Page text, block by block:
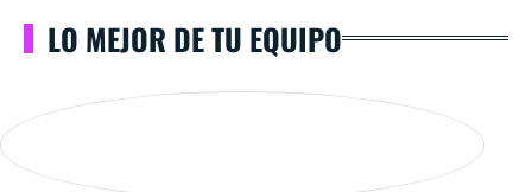
LO MEJOR DE TU EQUIPO